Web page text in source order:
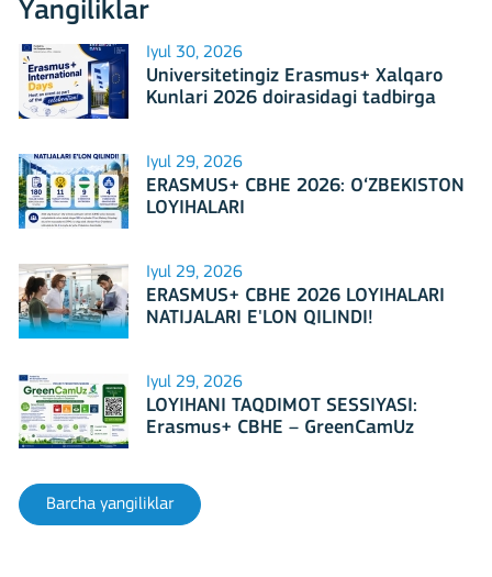
Yangiliklar
Iyul 30, 2026
Universitetingiz Erasmus+ Xalqaro
Kunlari 2026 doirasidagi tadbirga
Iyul 29, 2026
ERASMUS+ CBHE 2026: O‘ZBEKISTON
LOYIHALARI
Iyul 29, 2026
ERASMUS+ CBHE 2026 LOYIHALARI
NATIJALARI E'LON QILINDI!
Iyul 29, 2026
LOYIHANI TAQDIMOT SESSIYASI:
Erasmus+ CBHE – GreenCamUz
Barcha yangiliklar